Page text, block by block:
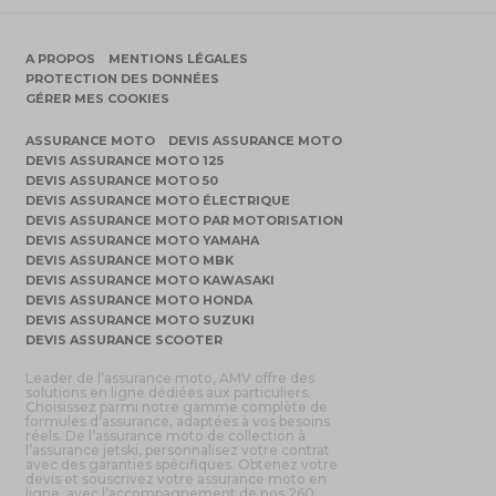
A PROPOS
MENTIONS LÉGALES
PROTECTION DES DONNÉES
GÉRER MES COOKIES
ASSURANCE MOTO
DEVIS ASSURANCE MOTO
DEVIS ASSURANCE MOTO 125
DEVIS ASSURANCE MOTO 50
DEVIS ASSURANCE MOTO ÉLECTRIQUE
DEVIS ASSURANCE MOTO PAR MOTORISATION
DEVIS ASSURANCE MOTO YAMAHA
DEVIS ASSURANCE MOTO MBK
DEVIS ASSURANCE MOTO KAWASAKI
DEVIS ASSURANCE MOTO HONDA
DEVIS ASSURANCE MOTO SUZUKI
DEVIS ASSURANCE SCOOTER
Leader de l’assurance moto, AMV offre des
solutions en ligne dédiées aux particuliers.
Choisissez parmi notre gamme complète de
formules d’assurance, adaptées à vos besoins
réels. De l’assurance moto de collection à
l’assurance jetski, personnalisez votre contrat
avec des garanties spécifiques. Obtenez votre
devis et souscrivez votre assurance moto en